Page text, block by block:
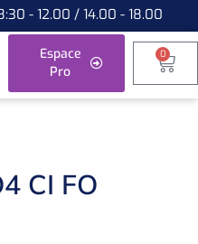
- 12.00 / 14.00 - 18.00
Espace
Pro
0
CI FO